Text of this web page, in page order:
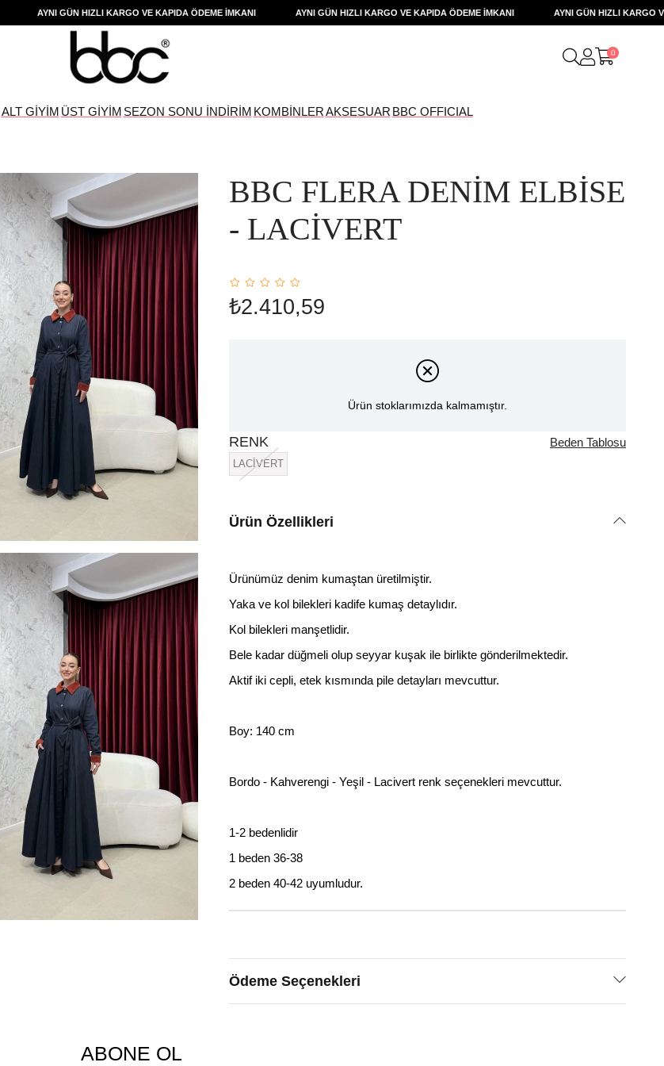
AYNI GÜN HIZLI KARGO VE KAPIDA ÖDEME İMKANI AYNI GÜN HIZLI KARGO VE KAPIDA ÖDEME İMKANI AYNI GÜN HIZLI KARGO VE
0
ALT GİYİM ÜST GİYİM SEZON SONU İNDİRİM KOMBİNLERAKSESUAR BBC OFFICIAL
BBC FLERA DENİM ELBİSE
- LACİVERT
₺2.410,59
Ürün stoklarımızda kalmamıştır.
RENK
LACİVERT
Beden Tablosu
Ürün Özellikleri
Ürünümüz denim kumaştan üretilmiştir.
Yaka ve kol bilekleri kadife kumaş detaylıdır.
Kol bilekleri manşetlidir.
Bele kadar düğmeli olup seyyar kuşak ile birlikte gönderilmektedir.
Aktif iki cepli, etek kısmında pile detayları mevcuttur.
Boy: 140 cm
Bordo - Kahverengi - Yeşil - Lacivert renk seçenekleri mevcuttur.
1-2 bedenlidir
1 beden 36-38
2 beden 40-42 uyumludur.
Ödeme Seçenekleri
ABONE OL